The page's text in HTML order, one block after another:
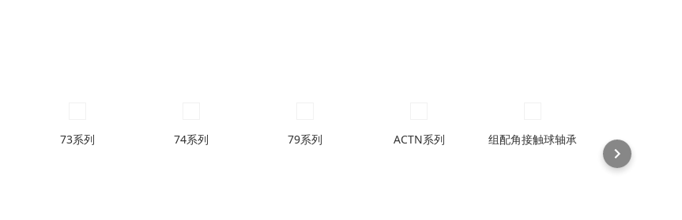
73系列 74系列 79系列 ACTN系列 组配角接触球轴承 70ACM配对